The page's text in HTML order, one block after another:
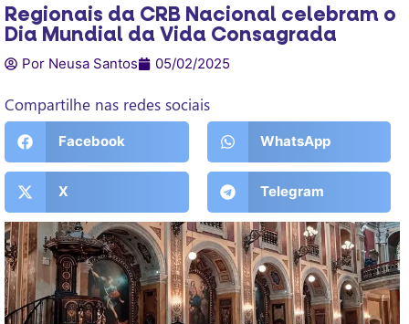
Regionais da CRB Nacional celebram o
Dia Mundial da Vida Consagrada
Por Neusa Santos 05/02/2025
Compartilhe nas redes sociais
Facebook WhatsApp
X Telegram